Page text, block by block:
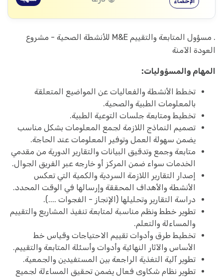
. مسؤول المتابعة والتقييم M&E للأنشطة الصحية - مشروع
العودة الآمنة
المهام والمسؤوليات:
تخطط الأنشطة والفعاليات عن المواضيع المتعلقة
بالمعلومات الطبية والصحية.
تخطيط ومتابعة جلسات التوعية الطبية.
تصميم النماذج اللازمة لجمع المعلومات بشكل مناسب
يضمن سهولة العمل وتوفير المعلومات عند الحاجة.
متابعة وجمع وتدقيق البيانات والتقارير الدورية من مقدمي
الخدمات سواء ضمن المركز أو خارجه عبر الفريق الجوال.
إصدار التقارير اللازمة السردية والكمية التي تعكس
الأنشطة والأهداف المحققة وإرسالها في الوقت المحدد.
دراسة التقارير وتحليلها (الإنجاز - الفجوات ....).
تطوير خطط ونظم مناسبة لمتابعة تنفيذ المشاريع والتقييم
والمساءلة والتعلم.
تخطيط طرق وأدوات تقييم الاحتياجات وقياس خط
الأساس والآثار النهائية وأدوات وأسئلة المتابعة والتقييم.
تطوير آلية التغذية الراجعة بين المستفيدين والجمعية.
تطوير نظام شكاوى فعال يضمن تحقيق المساءلة لجميع